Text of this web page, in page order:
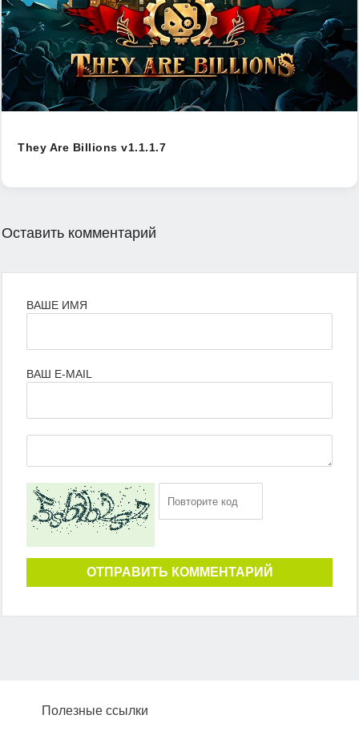
They Are Billions v1.1.1.7
Оставить комментарий
ВАШЕ ИМЯ
ВАШ E-MAIL
ОТПРАВИТЬ КОММЕНТАРИЙ
Полезные ссылки